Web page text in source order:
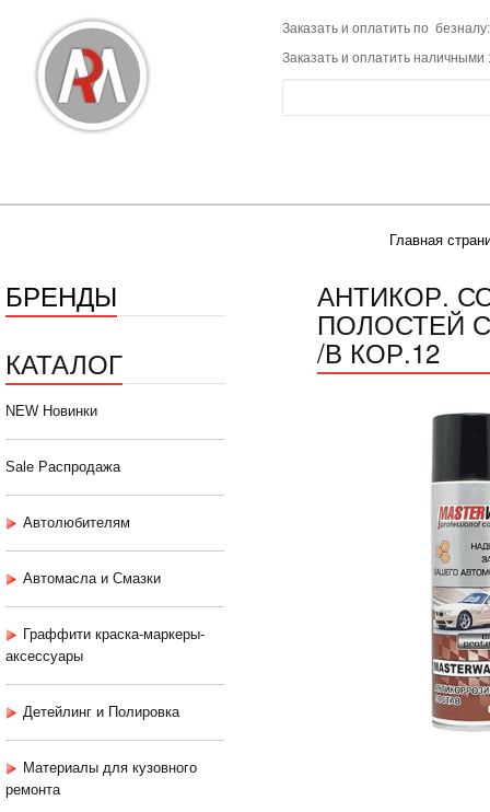
Заказать и оплатить по
Заказать и оплатить наличными
Главная
БРЕНДЫ
КАТАЛОГ
NEW Новинки
Sale Распродажа
Автолюбителям
Автомасла и Смазки
Граффити краска-маркеры-
аксессуары
Детейлинг и Полировка
Материалы для кузовного
ремонта
АНТИКОР.
ПОЛОСТЕЙ
/В КОР.12